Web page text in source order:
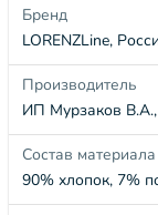
Бренд
LORENZLine,
Производитель
ИП Мурзаков В.А.,
Состав материала
90% хлопок, 7%